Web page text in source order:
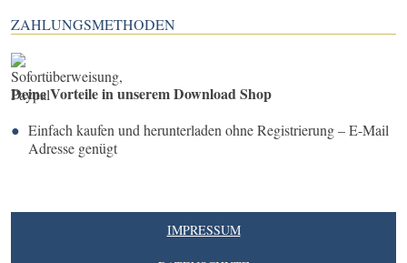
ZAHLUNGSMETHODEN
Deine Vorteile in unserem Download Shop
Einfach kaufen und herunterladen ohne Registrierung – E-Mail
Adresse genügt
IMPRESSUM